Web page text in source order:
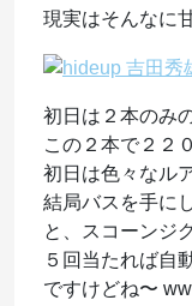
現実はそんなに
初日は２本のみ
この２本で２２
初日は色々なル
結局バスを手に
と、スコーンジ
５回当たれば自
ですけどね〜